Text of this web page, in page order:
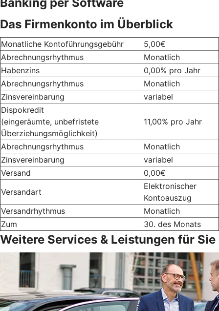
Das Firmenkonto im Überblick
Monatliche Kontoführungsgebühr
5,00€
Abrechnungsrhythmus
Monatlich
Habenzins
0,00% pro Jahr
Abrechnungsrhythmus
Monatlich
Zinsvereinbarung
variabel
Dispokredit
(eingeräumte, unbefristete
Überziehungsmöglichkeit)
11,00% pro Jahr
Abrechnungsrhythmus
Monatlich
Zinsvereinbarung
variabel
Versand
0,00€
Versandart
Elektronischer
Kontoauszug
Versandrhythmus
Monatlich
Zum
30. des Monats
Weitere Services & Leistungen für Sie